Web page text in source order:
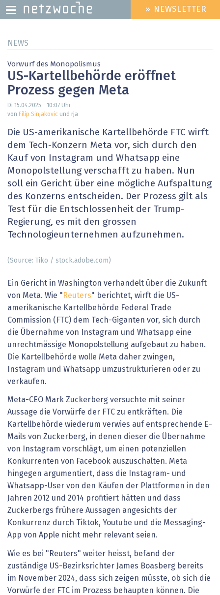
zum
HEADER
MENU
» NEWSLETTER
NEWS
Vorwurf des Monopolismus
US-Kartellbehörde eröffnet
Prozess gegen Meta
Di 15.04.2025 - 10:07 Uhr
von Filip Sinjakovic und rja
Die US-amerikanische Kartellbehörde FTC wirft
dem Tech-Konzern Meta vor, sich durch den
Kauf von Instagram und Whatsapp eine
Monopolstellung verschafft zu haben. Nun
soll ein Gericht über eine mögliche Aufspaltung
des Konzerns entscheiden. Der Prozess gilt als
Test für die Entschlossenheit der Trump-
Regierung, es mit den grossen
Technologieunternehmen aufzunehmen.
(Source: Tiko / stock.adobe.com)
Ein Gericht in Washington verhandelt über die Zukunft
von Meta. Wie " Reuters" berichtet, wirft die US-
amerikanische Kartellbehörde Federal Trade
Commission (FTC) dem Tech-Giganten vor, sich durch
die Übernahme von Instagram und Whatsapp eine
unrechtmässige Monopolstellung aufgebaut zu haben.
Die Kartellbehörde wolle Meta daher zwingen,
Instagram und Whatsapp umzustrukturieren oder zu
verkaufen.
Meta-CEO Mark Zuckerberg versuchte mit seiner
Aussage die Vorwürfe der FTC zu entkräften. Die
Kartellbehörde wiederum verwies auf entsprechende E-
Mails von Zuckerberg, in denen dieser die Übernahme
von Instagram vorschlägt, um einen potenziellen
Konkurrenten von Facebook auszuschalten. Meta
hingegen argumentiert, dass die Instagram- und
Whatsapp-User von den Käufen der Plattformen in den
Jahren 2012 und 2014 profitiert hätten und dass
Zuckerbergs frühere Aussagen angesichts der
Konkurrenz durch Tiktok, Youtube und die Messaging-
App von Apple nicht mehr relevant seien.
Wie es bei "Reuters" weiter heisst, befand der
zuständige US-Bezirksrichter James Boasberg bereits
im November 2024, dass sich zeigen müsste, ob sich die
Vorwürfe der FTC im Prozess behaupten können. Die